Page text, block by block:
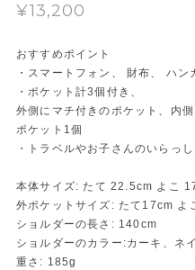
¥13,200
おすすめポイント
・スマートフォン、 財布、 ハ
・ポケット計3個付き、
外側にマチ付きのポケット、内
ポケット1個
・トラベルやお子さんのいらっ
本体サイズ: たて 22.5cm よこ
外ポケットサイズ: たて17cm よ
ショルダーの長さ: 140cm
ショルダーのカラー:カーキ、ネ
重さ: 185g